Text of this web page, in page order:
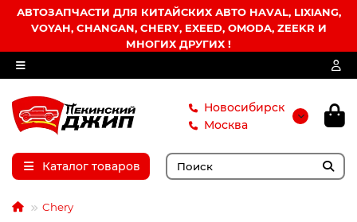
АВТОЗАПЧАСТИ ДЛЯ КИТАЙСКИХ АВТО HAVAL, LIXIANG,
VOYAH, CHANGAN, CHERY, EXEED, OMODA, ZEEKR И
МНОГИХ ДРУГИХ !
Новосибирск
Москва
Каталог товаров
Chery